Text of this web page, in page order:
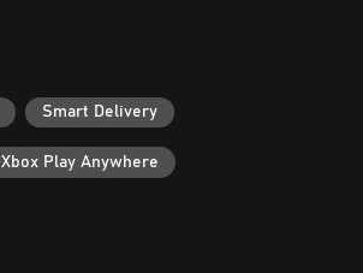
Smart Delivery
Xbox Play Anywhere